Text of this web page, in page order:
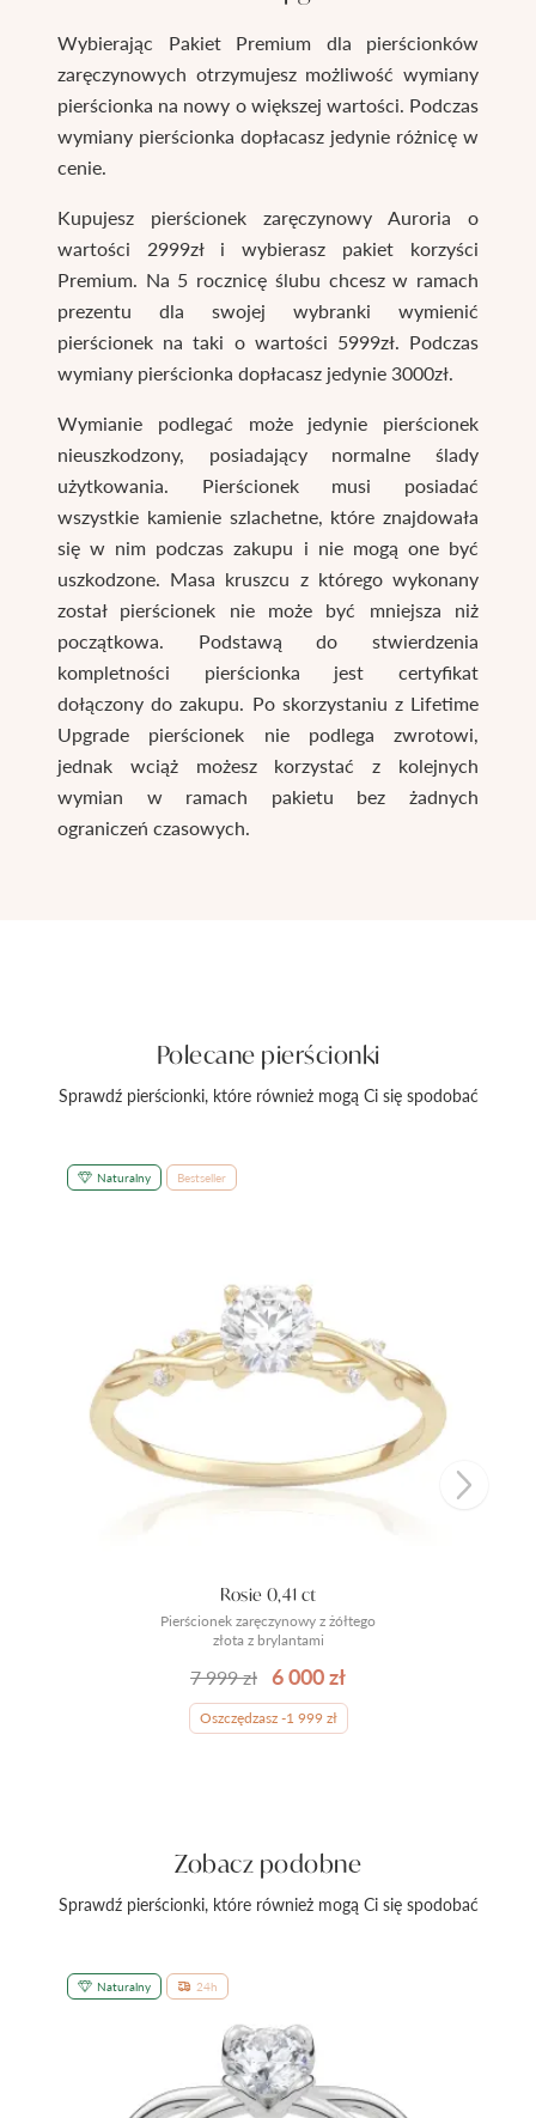
Wybierając Pakiet Premium dla pierścionków
zaręczynowych otrzymujesz możliwość wymiany
pierścionka na nowy o większej wartości. Podczas
wymiany pierścionka dopłacasz jedynie różnicę w
cenie.
Kupujesz pierścionek zaręczynowy Auroria o
wartości 2999zł i wybierasz pakiet korzyści
Premium. Na 5 rocznicę ślubu chcesz w ramach
prezentu dla swojej wybranki wymienić
pierścionek na taki o wartości 5999zł. Podczas
wymiany pierścionka dopłacasz jedynie 3000zł.
Wymianie podlegać może jedynie pierścionek
nieuszkodzony, posiadający normalne ślady
użytkowania. Pierścionek musi posiadać
wszystkie kamienie szlachetne, które znajdowała
się w nim podczas zakupu i nie mogą one być
uszkodzone. Masa kruszcu z którego wykonany
został pierścionek nie może być mniejsza niż
początkowa. Podstawą do stwierdzenia
kompletności pierścionka jest certyfikat
dołączony do zakupu. Po skorzystaniu z Lifetime
Upgrade pierścionek nie podlega zwrotowi,
jednak wciąż możesz korzystać z kolejnych
wymian w ramach pakietu bez żadnych
ograniczeń czasowych.
Polecane pierścionki
Sprawdź pierścionki, które również mogą Ci się spodobać
Naturalny Bestseller
Pierścionek zaręczynowy z żółtego
złota z brylantami
Rosie 0,41 ct
7 999 zł 6 000 zł
Oszczędzasz -1 999 zł
Zobacz podobne
Sprawdź pierścionki, które również mogą Ci się spodobać
Naturalny 24h